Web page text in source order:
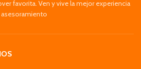
favorita. Ven y vive la mejor experiencia